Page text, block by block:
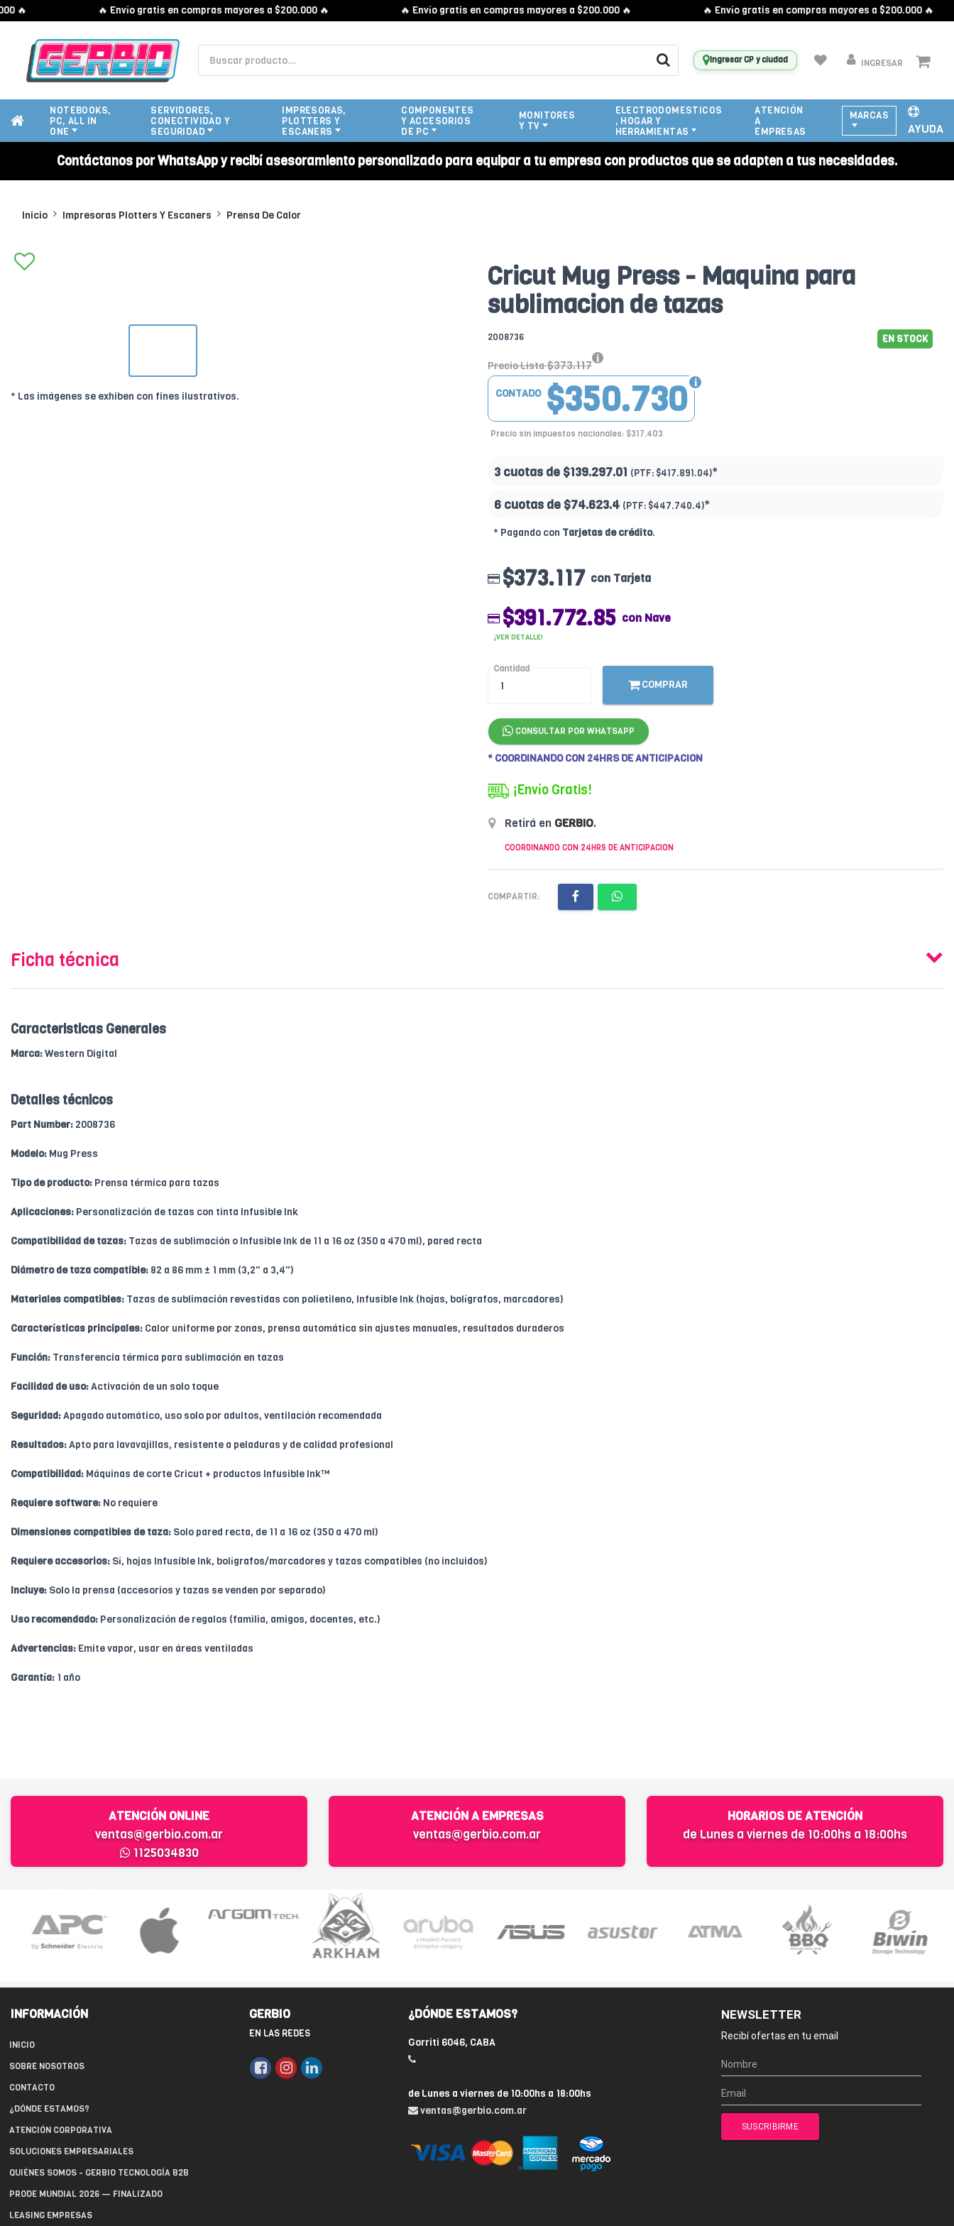
🔥 Envío gratis en compras mayores a $200.000 🔥 🔥 Envío gratis en compras mayores a $200.000 🔥 🔥 Envío gratis en compras mayores a $200.000 🔥
Ingresar CP y ciudad INGRESAR
NOTEBOOKS,
PC, ALL IN
ONE
SERVIDORES,
CONECTIVIDAD Y
SEGURIDAD
IMPRESORAS,
PLOTTERS Y
ESCANERS
COMPONENTES
Y ACCESORIOS
DE PC
MONITORES
Y TV
ELECTRODOMESTICOS
, HOGAR Y
HERRAMIENTAS
ATENCIÓN
A
EMPRESAS
MARCAS
AYUDA
Contáctanos por WhatsApp y recibí asesoramiento personalizado para equipar a tu empresa con productos que se adapten a tus necesidades.
Inicio Impresoras Plotters Y Escaners Prensa De Calor
* Las imágenes se exhiben con fines ilustrativos.
Cricut Mug Press - Maquina para
sublimacion de tazas
2008736 EN STOCK
Precio Lista $373.117
$350.730
CONTADO
Precio sin impuestos nacionales: $317.403
3 cuotas de $139.297.01 (PTF: $417.891.04)*
6 cuotas de $74.623.4 (PTF: $447.740.4)*
* Pagando con Tarjetas de crédito.
$373.117 con Tarjeta
$391.772.85 con Nave
¡VER DETALLE!
Cantidad
COMPRAR
CONSULTAR POR WHATSAPP
* COORDINANDO CON 24HRS DE ANTICIPACION
¡Envío Gratis!
Retirá en GERBIO.
COORDINANDO CON 24HRS DE ANTICIPACION
COMPARTIR:
Ficha técnica
Caracteristicas Generales
Marca:Western Digital
Detalles técnicos
Part Number: 2008736
Modelo: Mug Press
Tipo de producto: Prensa térmica para tazas
Aplicaciones: Personalización de tazas con tinta Infusible Ink
Compatibilidad de tazas: Tazas de sublimación o Infusible Ink de 11 a 16 oz (350 a 470 ml), pared recta
Diámetro de taza compatible: 82 a 86 mm ± 1 mm (3,2" a 3,4")
Materiales compatibles: Tazas de sublimación revestidas con polietileno, Infusible Ink (hojas, bolígrafos, marcadores)
Características principales: Calor uniforme por zonas, prensa automática sin ajustes manuales, resultados duraderos
Función: Transferencia térmica para sublimación en tazas
Facilidad de uso:Activación de un solo toque
Seguridad:Apagado automático, uso solo por adultos, ventilación recomendada
Resultados:Apto para lavavajillas, resistente a peladuras y de calidad profesional
Compatibilidad: Máquinas de corte Cricut + productos Infusible Ink™
Requiere software: No requiere
Dimensiones compatibles de taza: Solo pared recta, de 11 a 16 oz (350 a 470 ml)
Requiere accesorios: Sí, hojas Infusible Ink, bolígrafos/marcadores y tazas compatibles (no incluidos)
Incluye: Solo la prensa (accesorios y tazas se venden por separado)
Uso recomendado: Personalización de regalos (familia, amigos, docentes, etc.)
Advertencias: Emite vapor, usar en áreas ventiladas
Garantía: 1 año
ATENCIÓN ONLINE
ventas@gerbio.com.ar
1125034830
ATENCIÓN A EMPRESAS
ventas@gerbio.com.ar
HORARIOS DE ATENCIÓN
de Lunes a viernes de 10:00hs a 18:00hs
INFORMACIÓN
INICIO
SOBRE NOSOTROS
CONTACTO
¿DÓNDE ESTAMOS?
ATENCIÓN CORPORATIVA
SOLUCIONES EMPRESARIALES
QUIÉNES SOMOS - GERBIO TECNOLOGÍA B2B
PRODE MUNDIAL 2026 — FINALIZADO
LEASING EMPRESAS
GERBIO
EN LAS REDES
¿DÓNDE ESTAMOS?
Gorriti 6046, CABA
de Lunes a viernes de 10:00hs a 18:00hs
ventas@gerbio.com.ar
NEWSLETTER
Recibí ofertas en tu email